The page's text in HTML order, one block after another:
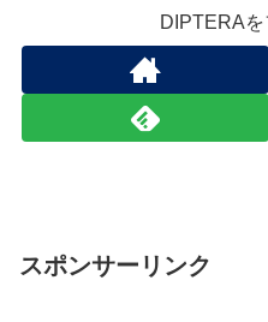
DIPTERA
スポンサーリンク